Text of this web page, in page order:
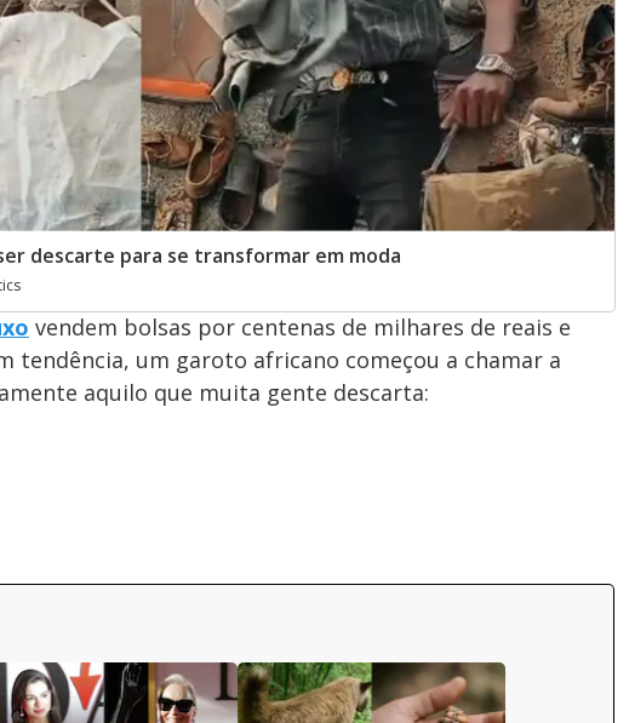
descarte para se transformar em moda
vendem bolsas por centenas de milhares de reais e
tendência, um garoto africano começou a chamar a
aquilo que muita gente descarta: